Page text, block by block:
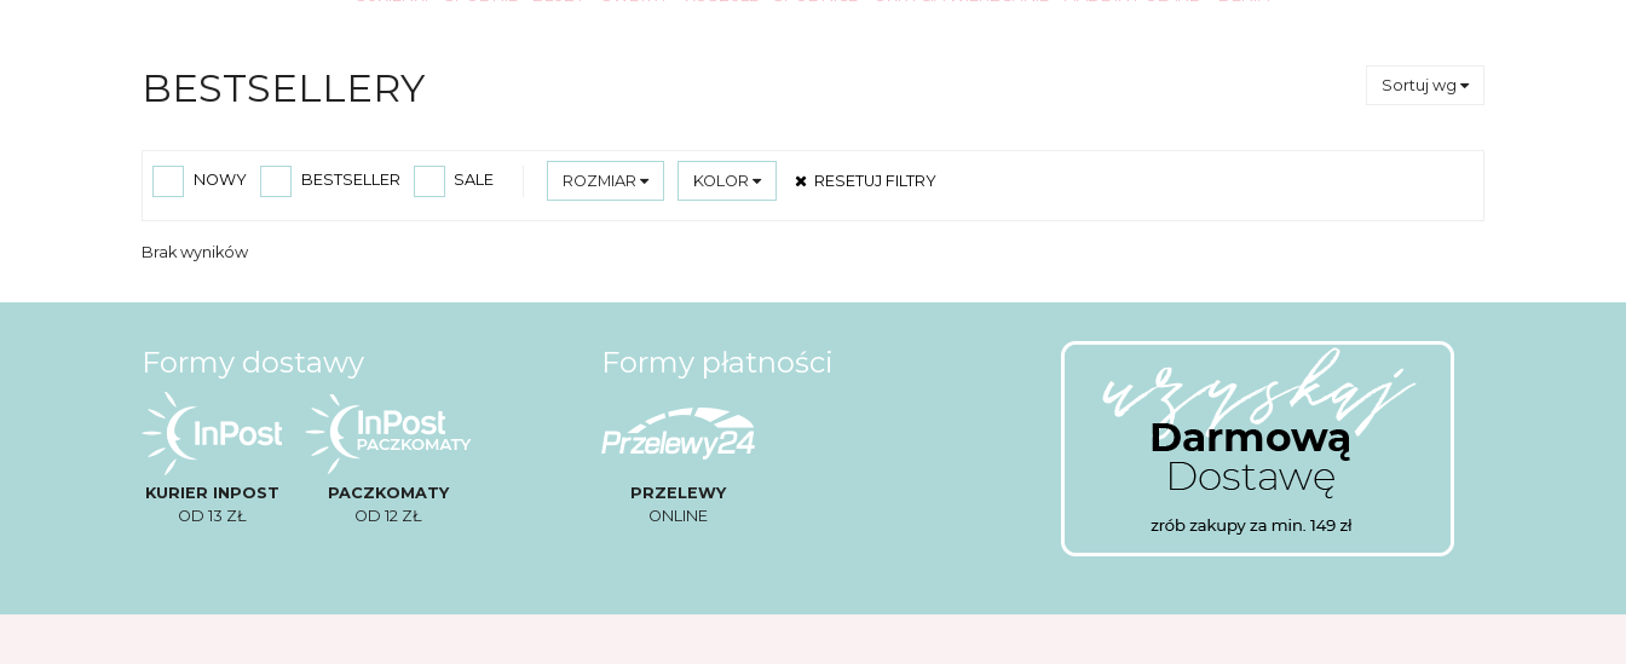
BESTSELLERY Sortuj wg
NOWY BESTSELLER SALE ROZMIAR KOLOR RESETUJ FILTRY
Brak wyników
Formy dostawy
KURIER INPOST
OD 13 ZŁ
PACZKOMATY
OD 12 ZŁ
Formy płatności
PRZELEWY
ONLINE